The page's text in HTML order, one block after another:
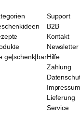
ge|schenk|bar
Support
B2B
Kontakt
Newsletter
Hilfe
Zahlung
Impressum
Lieferung
Service